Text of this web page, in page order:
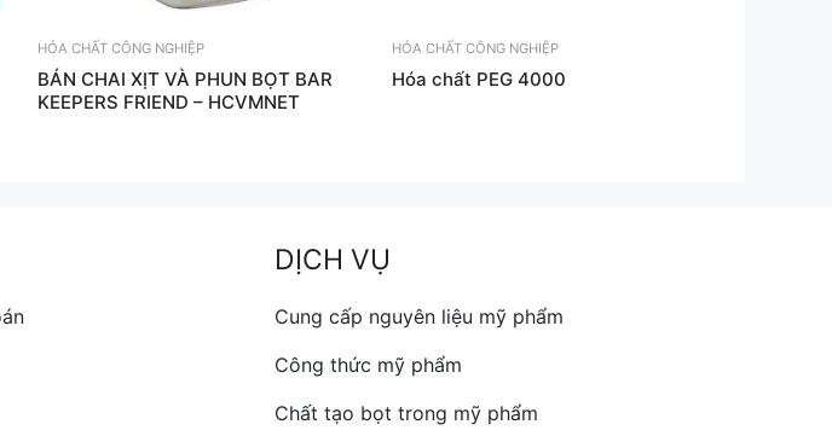
HÓA CHẤT CÔNG NGHIỆP
BÁN CHAI XỊT VÀ PHUN BỌT BAR
KEEPERS FRIEND – HCVMNET
HÓA CHẤT CÔNG NGHIỆP
Hóa chất PEG 4000
DỊCH VỤ
Cung cấp nguyên liệu mỹ phẩm
Công thức mỹ phẩm
Chất tạo bọt trong mỹ phẩm